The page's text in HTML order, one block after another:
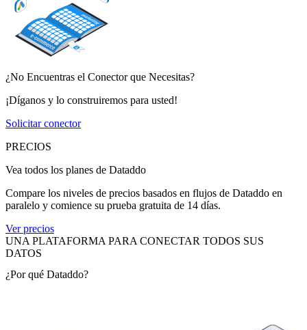
¿No Encuentras el Conector que Necesitas?
¡Díganos y lo construiremos para usted!
Solicitar conector
PRECIOS
Vea todos los planes de Dataddo
Compare los niveles de precios basados en flujos de Dataddo en
paralelo y comience su prueba gratuita de 14 días.
Ver precios
UNA PLATAFORMA PARA CONECTAR TODOS SUS
DATOS
¿Por qué Dataddo?